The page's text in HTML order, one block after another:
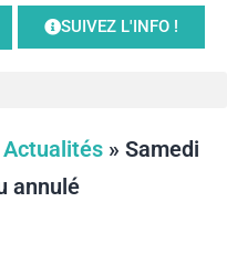
SUIVEZ L'INFO !
Actualités » Samedi
annulé